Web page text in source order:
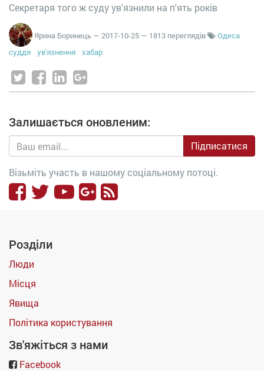
Секретаря того ж суду ув'язнили на п'ять років
Ярина Боринець — 2017-10-25 — 1813 переглядів
Одеса
суддя
ув'язнення хабар
Залишається оновленим:
Підписатися
Візьміть участь в нашому соціальному потоці.
Розділи
Люди
Місця
Явища
Політика користування
Зв'яжіться з нами
Facebook